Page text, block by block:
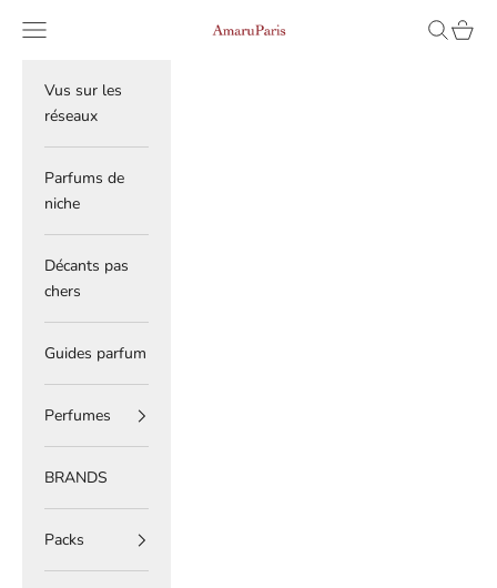
AmaruParis
Navigation menu Search
Cart
Vus sur les
réseaux
Parfums de
niche
Décants pas
chers
Guides parfum
Perfumes
BRANDS
Packs